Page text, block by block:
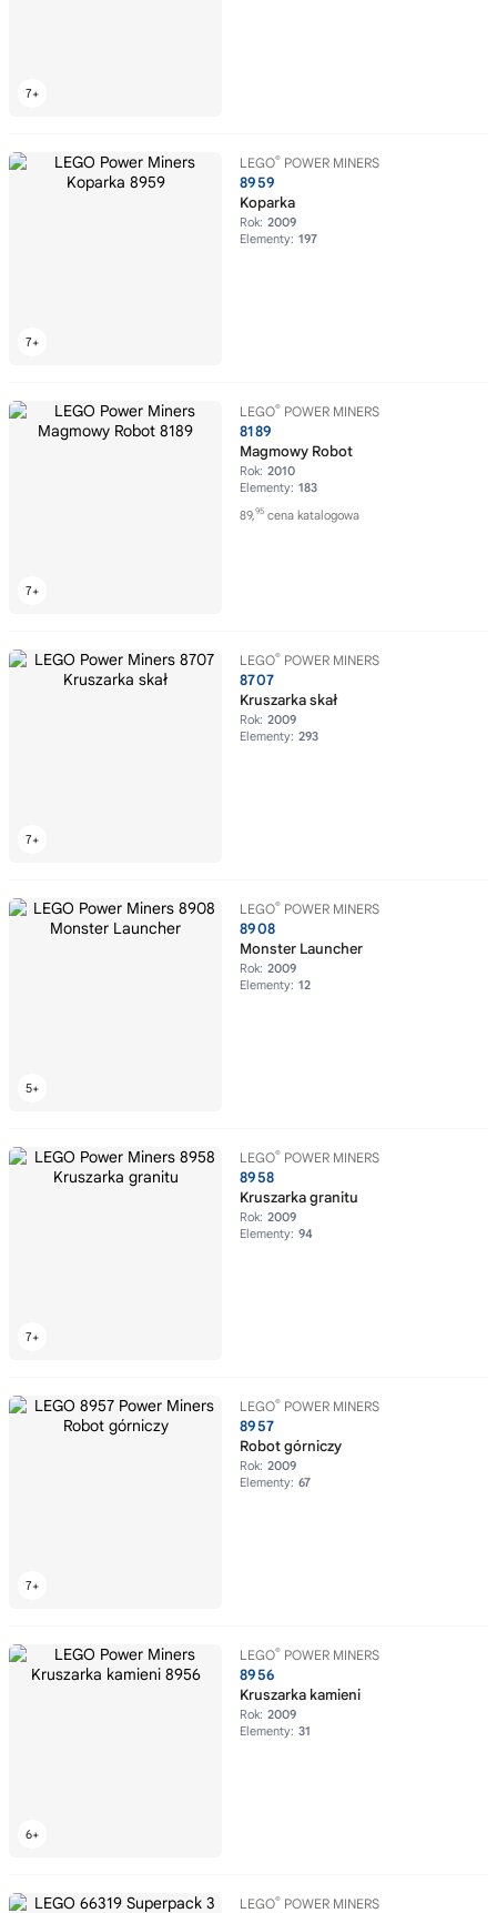
LEGO® POWER MINERS
8959
Koparka
Rok: 2009
Elementy: 197
LEGO® POWER MINERS
8189
Magmowy Robot
Rok: 2010
Elementy: 183
89,95 cena katalogowa
LEGO® POWER MINERS
8707
Kruszarka skał
Rok: 2009
Elementy: 293
LEGO® POWER MINERS
8908
Monster Launcher
Rok: 2009
Elementy: 12
LEGO® POWER MINERS
8958
Kruszarka granitu
Rok: 2009
Elementy: 94
LEGO® POWER MINERS
8957
Robot górniczy
Rok: 2009
Elementy: 67
LEGO® POWER MINERS
8956
Kruszarka kamieni
Rok: 2009
Elementy: 31
LEGO® POWER MINERS